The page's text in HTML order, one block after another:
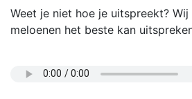
Weet je niet hoe je uitspreekt?
meloenen het beste kan